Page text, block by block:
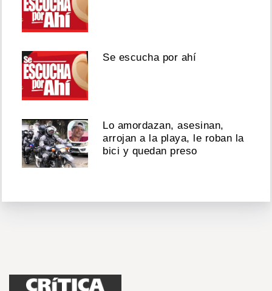
Se escucha por ahí
Lo amordazan, asesinan,
arrojan a la playa, le roban la
bici y quedan preso